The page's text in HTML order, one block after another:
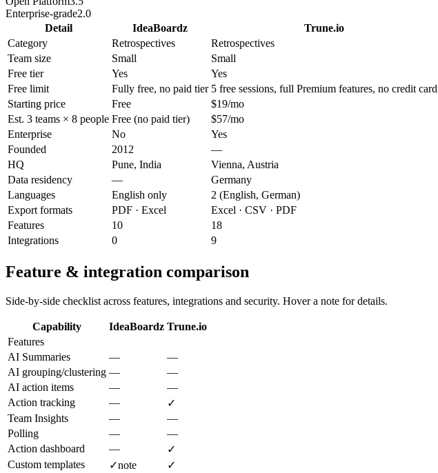
Enterprise-grade2.0
Detail
IdeaBoardz
Trune.io
Category
Retrospectives
Retrospectives
Team size
Small
Small
Free tier
Yes
Yes
Free limit
Fully free, no paid tier 5 free sessions, full Premium features, no credit card
Starting price
Free
$19/mo
Est. 3 teams × 8 people Free (no paid tier)
$57/mo
Enterprise
No
Yes
Founded
2012
—
HQ
Pune, India
Vienna, Austria
Data residency
—
Germany
Languages
English only
2 (English, German)
Export formats
PDF · Excel
Excel · CSV · PDF
Features
10
18
Integrations
0 9
Feature & integration comparison
Side-by-side checklist across features, integrations and security. Hover a note for details.
Capability IdeaBoardz Trune.io
Features
AI Summaries
—
—
AI grouping/clustering —
—
AI action items
—
—
Action tracking
—
✓
Team Insights
—
—
Polling
—
—
Action dashboard
—
✓
Custom templates
✓note
✓